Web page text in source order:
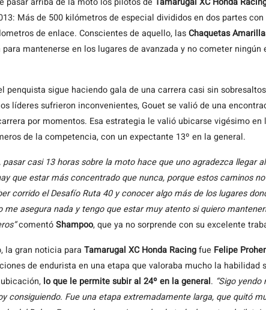
Más de 500 kilómetros de especial divididos en dos partes con
de enlace. Conscientes de aquello, lasChaquetas
mantenerse en los lugares de avanzada y no cometer ningún
penquista sigue haciendo gala de una carrera casi sin
líderes sufrieron inconvenientes, Gouet se valió de una
por momentos. Esa estrategia le valió ubicarse vigésimo en
de la competencia, con un expectante 13º en la general.
pasar casi 13 horas sobre la moto hace que uno agradezca llegar
que estar más concentrado que nunca, porque estos caminos
corrido el Desafío Ruta 40 y conocer algo más de los lugares
me asegura nada y tengo que estar muy atento si quiero
comentóShampoo, que ya no sorprende con su excelente
la gran noticia para Tamarugal XC Honda Racingfue Felipe
de endurista en una etapa que valoraba mucho la habilidad
lo que le permite subir al 24º en la general. “Sigo
consiguiendo. Fue una etapa extremadamente larga, que quitó